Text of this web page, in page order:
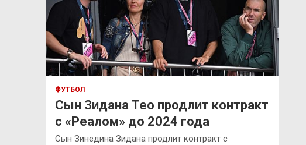
ФУТБОЛ
Сын Зидана Тео продлит контракт
с «Реалом» до 2024 года
Сын Зинедина Зидана продлит контракт с